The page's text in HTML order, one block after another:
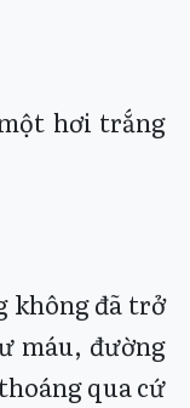
hơi trắng
không đã trở
máu, đường
qua cứ